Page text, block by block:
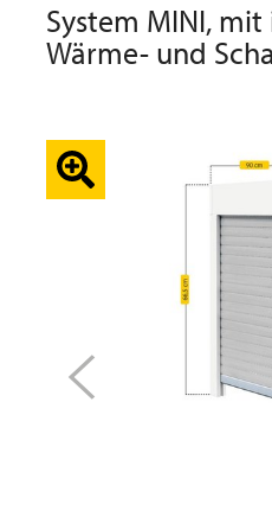
System MINI,
Wärme- und